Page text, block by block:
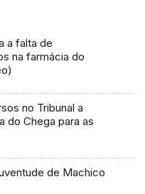
a falta de
na farmácia do
no Tribunal a
do Chega para as
de Machico